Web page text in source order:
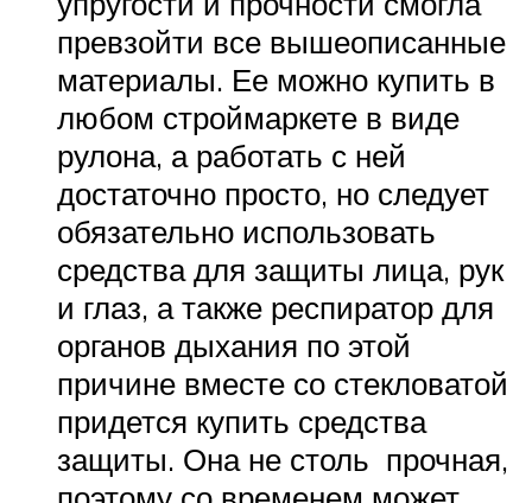
превзойти все вышеописанные
материалы. Ее можно купить в
любом строймаркете в виде
рулона, а работать с ней
достаточно просто, но следует
обязательно использовать
средства для защиты лица, рук
и глаз, а также респиратор для
органов дыхания по этой
причине вместе со стекловатой
придется купить средства
защиты. Она не столь прочная,